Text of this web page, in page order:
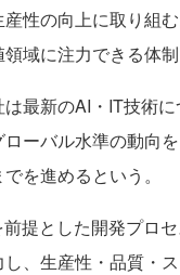
性の向上に取り組
域に注力できる体制
最新のAI・IT技術
ーバル水準の動向を
を進めるという。
提とした開発プロセ
、生産性・品質・